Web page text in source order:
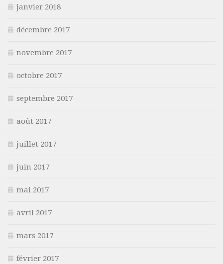
janvier 2018
décembre 2017
novembre 2017
octobre 2017
septembre 2017
août 2017
juillet 2017
juin 2017
mai 2017
avril 2017
mars 2017
février 2017